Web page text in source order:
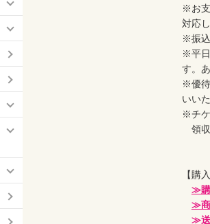
※お
対応
※振込
※平
す。
※優
いい
※チケ
領収
【購
≫購
≫商
≫送